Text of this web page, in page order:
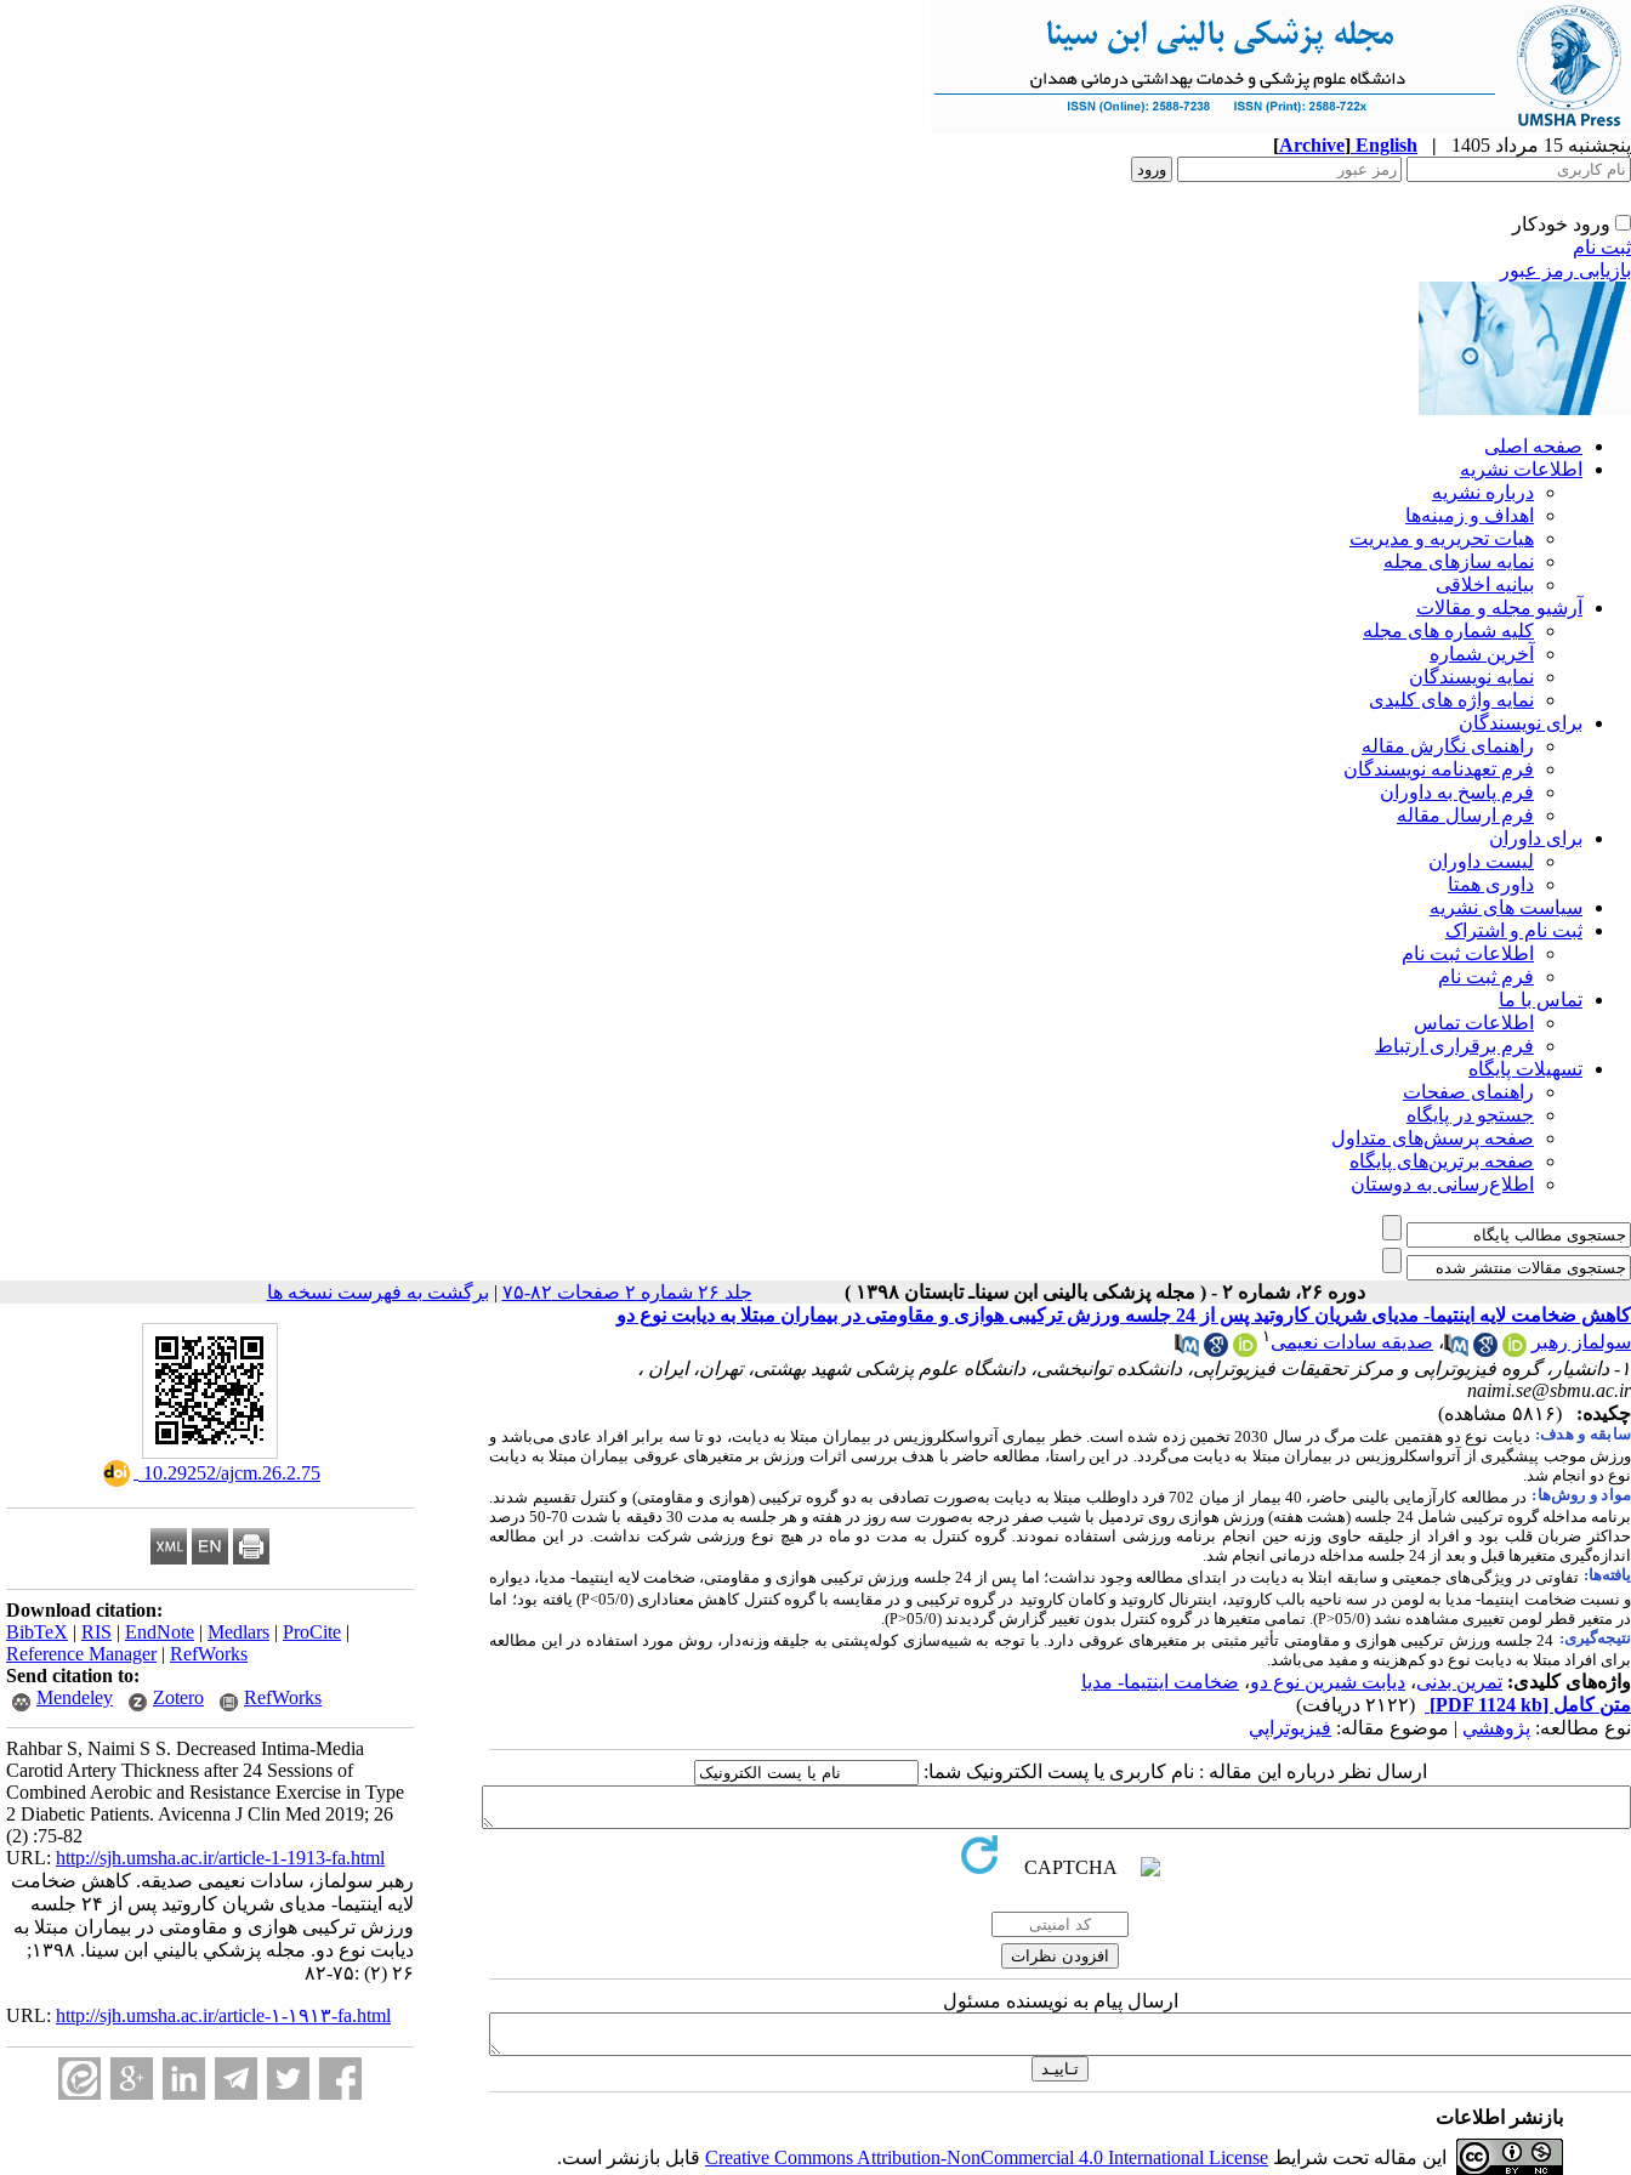
پنجشنبه 15 مرداد 1405 |
English
[Archive]
ورود خودکار
ثبت نام
بازیابی رمز عبور
صفحه اصلی
اطلاعات نشریه
درباره نشریه
اهداف و زمینه‌ها
هیات تحریریه و مدیریت
نمایه سازهای مجله
بیانیه اخلاقی
آرشیو مجله و مقالات
کلیه شماره های مجله
آخرین شماره
نمایه نویسندگان
نمایه واژه های کلیدی
برای نویسندگان
راهنمای نگارش مقاله
فرم تعهدنامه نویسندگان
فرم پاسخ به داوران
فرم ارسال مقاله
برای داوران
لیست داوران
داوری همتا
سیاست های نشریه
ثبت نام و اشتراک
اطلاعات ثبت نام
فرم ثبت نام
تماس با ما
اطلاعات تماس
فرم برقراری ارتباط
تسهیلات پایگاه
راهنمای صفحات
جستجو در پایگاه
صفحه پرسش‌های متداول
صفحه برترین‌های پایگاه
اطلاع‌رسانی به دوستان
دوره ۲۶، شماره ۲ - ( مجله پزشکی بالینی ابن سیناـ تابستان ۱۳۹۸ ) جلد ۲۶ شماره ۲ صفحات ۸۲-۷۵ | برگشت به فهرست نسخه ها
‎ 10.29252/ajcm.26.2.75
Download citation:
BibTeX | RIS | EndNote | Medlars | ProCite |
Reference Manager| RefWorks
Send citation to:
Mendeley
Zotero RefWorks
Rahbar S, Naimi S S. Decreased Intima-Media
Carotid Artery Thickness after 24 Sessions of
Combined Aerobic and Resistance Exercise in Type
2 Diabetic Patients. Avicenna J Clin Med 2019; 26
(2) :75-82
URL: http://sjh.umsha.ac.ir/article-1-1913-fa.html
رهبر سولماز، سادات نعیمی صدیقه. کاهش ضخامت
لایه اینتیما- مدیای شریان کاروتید پس از ۲۴ جلسه
ورزش ترکیبی هوازی و مقاومتی در بیماران مبتلا به
دیابت نوع دو. مجله پزشكي باليني ابن سينا. ۱۳۹۸;
۲۶ (۲) :۷۵-۸۲
URL: http://sjh.umsha.ac.ir/article-۱-۱۹۱۳-fa.html
کاهش ضخامت لایه اینتیما- مدیای شریان کاروتید پس از 24 جلسه ورزش ترکیبی هوازی و مقاومتی در بیماران مبتلا به دیابت نوع دو
سولماز رهبر
، صدیقه سادات نعیمی ۱
۱- دانشیار، گروه فیزیوتراپی و مرکز تحقیقات فیزیوتراپی، دانشکده توانبخشی، دانشگاه علوم پزشکی شهید بهشتی، تهران، ایران ،
naimi.se@sbmu.ac.ir
چکیده:
(۵۸۱۶ مشاهده)
سابقه و هدف: دیابت نوع دو هفتمین علت مرگ در سال 2030 تخمین زده شده است. خطر بیماری آترواسکلروزیس در بیماران مبتلا به دیابت، دو تا سه برابر افراد عادی می‌باشد و
ورزش موجب پیشگیری از آترواسکلروزیس در بیماران مبتلا به دیابت می‌گردد. در این راستا، مطالعه حاضر با هدف بررسی اثرات ورزش بر متغیرهای عروقی بیماران مبتلا به دیابت
نوع دو انجام شد
مواد و روش‌‌ها: در مطالعه کارآزمایی بالینی حاضر، 40 بیمار از میان 702 فرد داوطلب مبتلا به دیابت به
صورت تصادفی به دو گروه ترکیبی (هوازی و مقاومتی) و کنترل تقسیم شدند.
برنامه مداخله گروه ترکیبی شامل 24 جلسه (هشت هفته) ورزش هوازی روی تردمیل با شیب صفر درجه به
صورت سه روز در هفته و هر جلسه به مدت 30 دقیقه با شدت 70-50 درصد
حداکثر ضربان قلب بود و افراد از جلیقه حاوی وزنه حین انجام برنامه ورزشی استفاده نمودند. گروه کنترل به مدت دو ماه در هیچ نوع ورزشی شرکت نداشت. در این مطالعه
اندازه‌گیری متغیرها قبل و بعد از 24 جلسه مداخله درمانی انجام شد.
یافته‌ها:
تفاوتی در ویژگی‌های جمعیتی و سابقه ابتلا به دیابت در ابتدای مطالعه وجود نداشت؛ اما پس از 24 جلسه ورزش ترکیبی هوازی و مقاومتی، ضخامت لایه اینتیما- مدیا، دیواره
و نسبت ضخامت اینتیما- مدیا به لومن در سه ناحیه بالب کاروتید، اینترنال کاروتید و کامان کاروتید در گروه ترکیبی و در مقایسه با گروه کنترل کاهش معناداری (05/0
P<
) یافته بود ؛ اما
در متغیر قطر لومن تغییری مشاهده نشد (05/0
P>
) تمامی متغیرها در گروه کنترل بدون تغییر گزارش گردیدند (05/0
P>
)
نتیجه‌گیری:
24 جلسه ورزش ترکیبی هوازی و مقاومتی تأثیر مثبتی بر متغیرهای عروقی دارد. با توجه به شبیه‌سازی کوله‌پشتی به جلیقه وزنه‌دار، روش مورد استفاده در این مطالعه
برای افراد مبتلا به دیابت نوع دو کم‌هزینه و مفید می‌باشد.
واژه‌های کلیدی: تمرین بدنی، دیابت شیرین نوع دو، ضخامت اینتیما- مدیا
متن کامل [PDF 1124 kb]
(۲۱۲۲ دریافت)
نوع مطالعه: پژوهشي | موضوع مقاله: فيزيوتراپي
ارسال نظر درباره این مقاله : نام کاربری یا پست الکترونیک شما:
ارسال پیام به نویسنده مسئول
بازنشر اطلاعات
این مقاله تحت شرایط Creative Commons Attribution-NonCommercial 4.0 International Licenseقابل بازنشر است.